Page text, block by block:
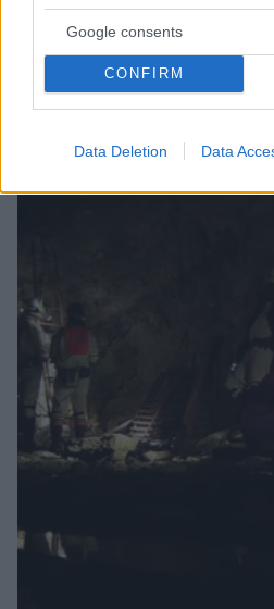
Google consents
CONFIRM
Data Deletion Data
ΔΕΙΤΕ ΟΛΕΣ ΤΙΣ ΕΙΔΗΣΕΙΣ